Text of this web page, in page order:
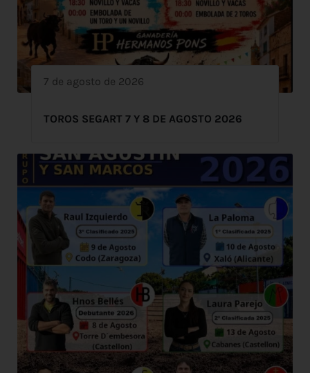
7 de agosto de 2026
TOROS SEGART 7 Y 8 DE AGOSTO 2026